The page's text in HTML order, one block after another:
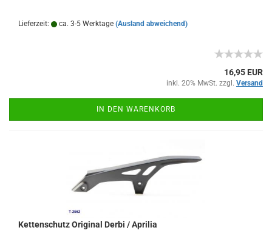
Lieferzeit: ca. 3-5 Werktage (Ausland abweichend)
16,95 EUR
inkl. 20% MwSt. zzgl. Versand
IN DEN WARENKORB
Kettenschutz Original Derbi / Aprilia